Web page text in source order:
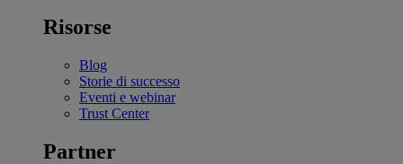
Risorse
Blog
Storie di successo
Eventi e webinar
Trust Center
Partner